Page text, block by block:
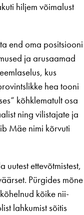
hiljem võimalust
end oma positsiooni
ja arusaamad
kus
hea tooni
kõhklematult osa
ning vilistajate ja
Mäe nimi kõrvuti
ettevõtmistest,
Pürgides mõne
kõike nii-
lahkumist sõitis